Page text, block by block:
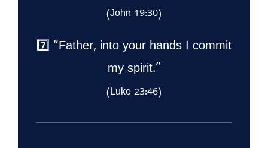
(John 19:30)
7️⃣ “Father, into your hands I commit
my spirit.”
(Luke 23:46)